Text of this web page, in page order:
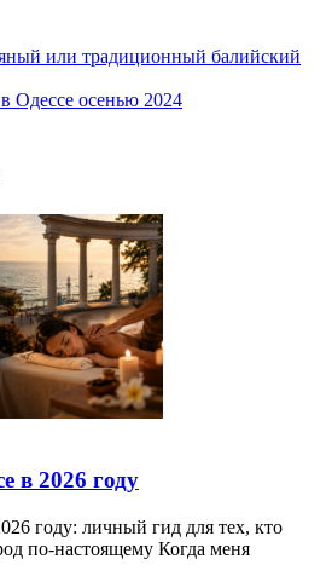
или традиционный балийский
Одессе осенью 2024
в 2026 году
году: личный гид для тех, кто
по-настоящему Когда меня